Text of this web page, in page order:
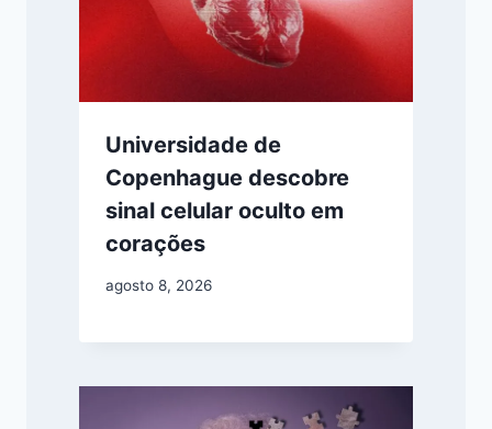
Universidade de
Copenhague descobre
sinal celular oculto em
corações
agosto 8, 2026